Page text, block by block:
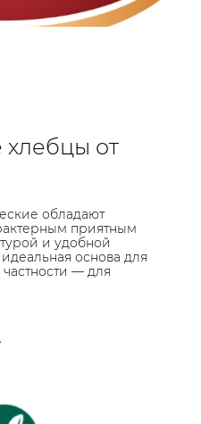
от
обладают
приятным
и удобной
основа для
— для